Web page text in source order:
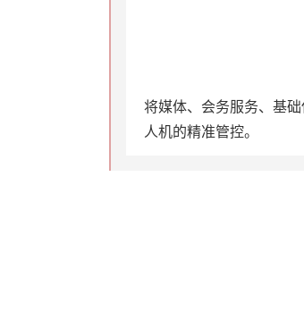
将媒体、会务服务、基
人机的精准管控。